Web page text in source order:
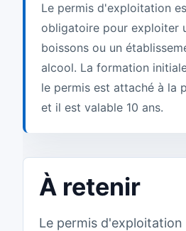
Le permis d'exploitation
obligatoire pour exploiter
boissons ou un
alcool. La formation
le permis est attaché à la
et il est valable 10 ans.
À retenir
Le permis